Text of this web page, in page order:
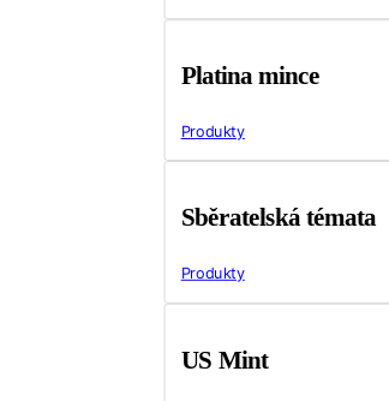
Platina mince
Produkty
Sběratelská témata
Produkty
US Mint